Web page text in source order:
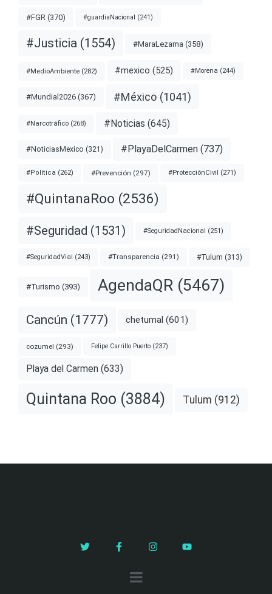
#FGR (370) #guardiaNacional (241)
#Justicia (1554) #MaraLezama (358)
#MedioAmbiente (282) #mexico (525) #Morena (244)
#Mundial2026 (367) #México (1041)
#Narcotráfico (268) #Noticias (645)
#NoticiasMexico (321) #PlayaDelCarmen (737)
#Política (262) #Prevención (297) #ProtecciónCivil (271)
#QuintanaRoo (2536)
#Seguridad (1531) #SeguridadNacional (251)
#SeguridadVial (243) #Transparencia (291) #Tulum (313)
#Turismo (393) AgendaQR (5467)
Cancún (1777) chetumal (601)
cozumel (293) Felipe Carrillo Puerto (237)
Playa del Carmen (633)
Quintana Roo (3884) Tulum (912)